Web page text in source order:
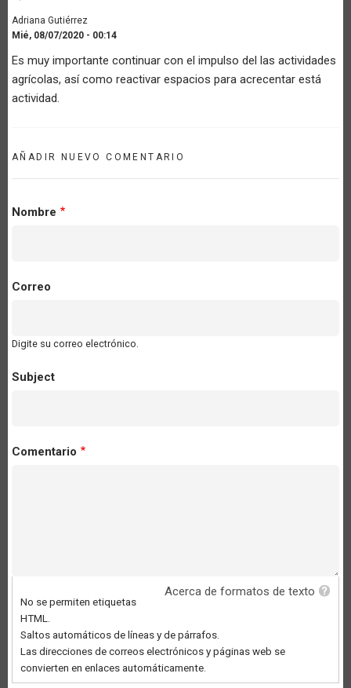
Adriana Gutiérrez
Mié, 08/07/2020 - 00:14
Es muy importante continuar con el impulso del las actividades
agrícolas, así como reactivar espacios para acrecentar está
actividad.
AÑADIR NUEVO COMENTARIO
Nombre
Correo
Digite su correo electrónico.
Subject
Comentario
Acerca de formatos de texto
No se permiten etiquetas
HTML.
Saltos automáticos de líneas y de párrafos.
Las direcciones de correos electrónicos y páginas web se
convierten en enlaces automáticamente.